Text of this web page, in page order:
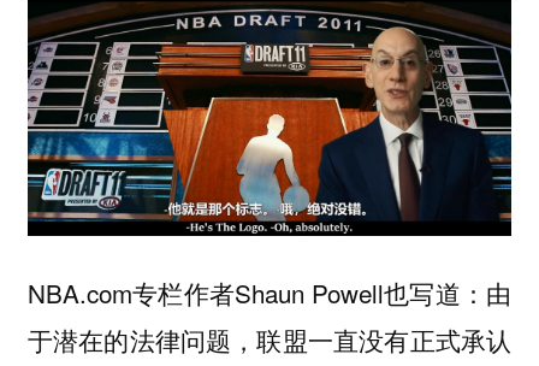
NBA.com专栏作者Shaun Powell也写道：由
于潜在的法律问题，联盟一直没有正式承认